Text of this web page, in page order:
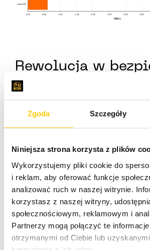
Zgoda Szczegóły
Niniejsza strona korzysta z plików
Wykorzystujemy pliki cookie do
i reklam, aby oferować funkcje
analizować ruch w naszej witrynie.
korzystasz z naszej witryny,
społecznościowym, reklamowym i
Partnerzy mogą połączyć te
otrzymanymi od Ciebie lub
Rewolucja w
połączeniach VPN z
WireGuard.
moment kompletnie
Póki co, w realnym teście
jednakże będziemy bacznie
tego projektu i zmianach w jego
Szczególnie, że wyniki testu nie
bardzo. W takim momencie o
dużo łatwiejsza i zdecydowanie
konfiguracja WireGuarda w stosunku